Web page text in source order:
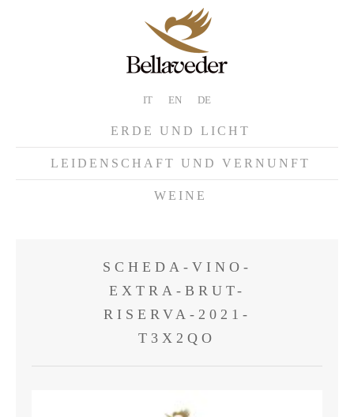
IT EN DE
ERDE UND LICHT
LEIDENSCHAFT UND VERNUNFT
WEINE
SCHEDA-VINO-
EXTRA-BRUT-
RISERVA-2021-
T3X2QO